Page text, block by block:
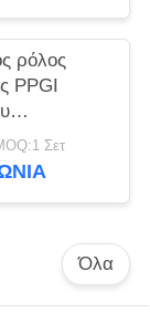
ρόλος
PPGI
τονΣετ
Όλα